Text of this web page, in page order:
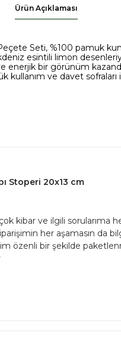
Ürün Açıklaması
Seti, %100 pamuk
esintili limon
enerjik bir görünüm
kullanım ve davet sofraları
Stoperi 20x13 cm
kibar ve ilgili sorularıma
her aşamasın da
özenli bir şekilde